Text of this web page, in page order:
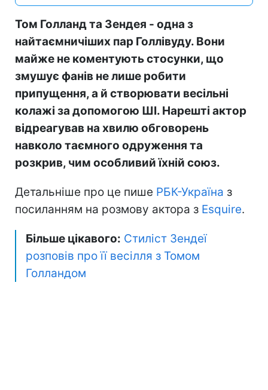
Том Голланд та Зендея - одна з
найтаємничіших пар Голлівуду. Вони
майже не коментують стосунки, що
змушує фанів не лише робити
припущення, а й створювати весільні
колажі за допомогою ШІ. Нарешті актор
відреагував на хвилю обговорень
навколо таємного одруження та
розкрив, чим особливий їхній союз.
Детальніше про це пише РБК-Україна з
посиланням на розмову актора з Esquire.
Більше цікавого: Стиліст Зендеї
розповів про її весілля з Томом
Голландом